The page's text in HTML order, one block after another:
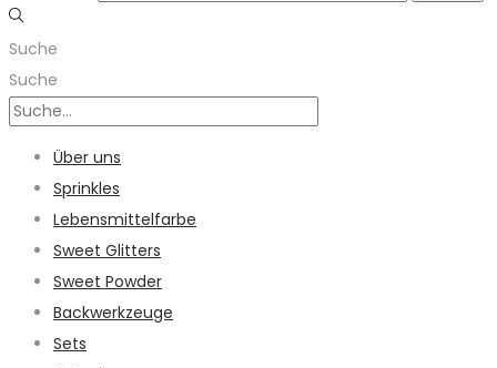
Suche
Suche
Über uns
Sprinkles
Lebensmittelfarbe
Sweet Glitters
Sweet Powder
Backwerkzeuge
Sets